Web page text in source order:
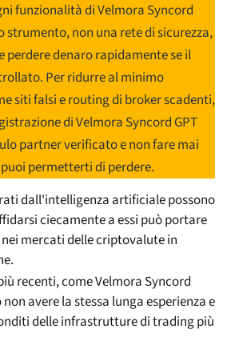
funzionalità di Velmora Syncord
strumento, non una rete di sicurezza,
perdere denaro rapidamente se il
Per ridurre al minimo
siti falsi e routing di broker scadenti,
di Velmora Syncord GPT
partner verificato e non fare mai
permetterti di perdere.
dall'intelligenza artificiale possono
ciecamente a essi può portare
mercati delle criptovalute in
recenti, come Velmora Syncord
avere la stessa lunga esperienza e
delle infrastrutture di trading più